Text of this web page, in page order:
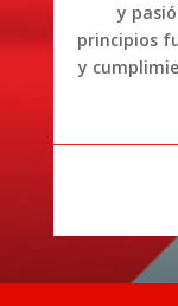
y
principios
y